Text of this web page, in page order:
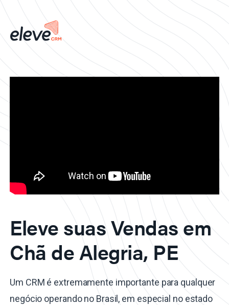
Eleve suas Vendas em
Chã de Alegria, PE
Um CRM é extremamente importante para qualquer
negócio operando no Brasil, em especial no estado